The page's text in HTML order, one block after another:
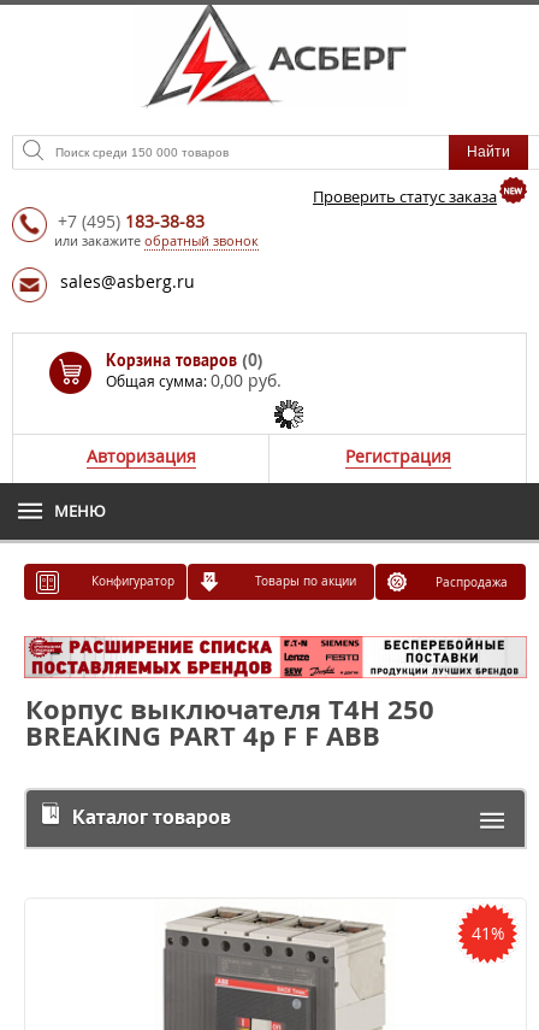
Проверить статус заказа
+7 (495) 183-38-83
или закажите обратный звонок
sales@asberg.ru
Корзина товаров (0)
Общая сумма:0,00 руб.
Авторизация Регистрация
МЕНЮ
Конфигуратор Товары по акции Распродажа
Корпус выключателя T4H 250
BREAKING PART 4p F F ABB
Каталог товаров
41%